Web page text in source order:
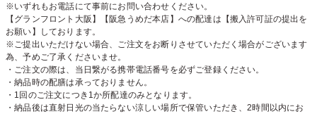
※いずれもお電話にて事前にお問い合わせください。
【グランフロント大阪】【阪急うめだ本店】への配達は【搬入許可証の提出を
お願い】しております。
※ご提出いただけない場合、ご注文をお断りさせていただく場合がございます
為、予めご了承くださいませ。
・ご注文の際は、当日繋がる携帯電話番号を必ずご登録ください。
・納品時の配膳は承っておりません。
・1回のご注文につき1か所配達のみとなります。
・納品後は直射日光の当たらない涼しい場所で保管いただき、2時間以内にお